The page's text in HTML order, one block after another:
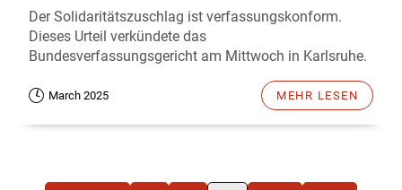
Der Solidaritätszuschlag ist verfassungskonform.
Dieses Urteil verkündete das
Bundesverfassungsgericht am Mittwoch in Karlsruhe.
March 2025 MEHR LESEN